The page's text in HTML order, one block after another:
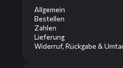
Allgemein
Bestellen
Zahlen
Lieferung
Widerruf, Rückgabe &